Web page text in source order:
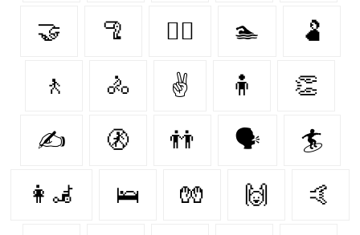
🤝 🦿 ✊🏿 🏊 🫃
🚶 🚴 ✌ 🧍 👏
✍️ 🚷 👬 🗣️ 🏄
👩‍🦼‍ 🛌 🧤 🙌 🤙